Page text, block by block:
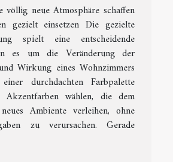
neue Atmosphäre schaffen
gezielt einsetzen Die gezielte
spielt eine entscheidende
es um die Veränderung der
Wirkung eines Wohnzimmers
durchdachten Farbpalette
Akzentfarben wählen, die dem
Ambiente verleihen, ohne
zu verursachen. Gerade